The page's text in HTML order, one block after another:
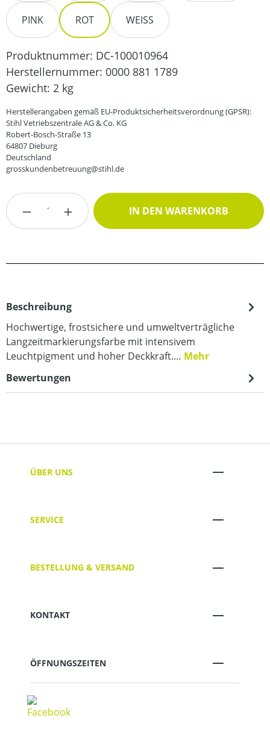
PINK ROT WEISS
Produktnummer: DC-100010964
Herstellernummer: 0000 881 1789
Gewicht: 2 kg
Herstellerangaben gemäß EU-Produktsicherheitsverordnung (GPSR):
Stihl Vetriebszentrale AG & Co. KG
Robert-Bosch-Straße 13
64807 Dieburg
Deutschland
grosskundenbetreuung@stihl.de
Produkt Anzahl: Gib den gewünschten
IN DEN WARENKORB
Beschreibung
Hochwertige, frostsichere und umweltverträgliche
Langzeitmarkierungsfarbe mit intensivem
Leuchtpigment und hoher Deckkraft.… Mehr
Bewertungen
ÜBER UNS
SERVICE
BESTELLUNG & VERSAND
KONTAKT
ÖFFNUNGSZEITEN